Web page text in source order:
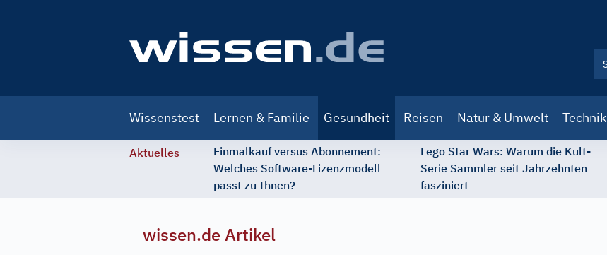
navigation
Wissenstest Lernen & Familie Gesundheit Reisen Natur & Umwelt Technik
Aktuelles
Einmalkauf versus Abonnement:
Welches Software-Lizenzmodell
passt zu Ihnen?
Lego Star Wars: Warum die Kult-
Serie Sammler seit Jahrzehnten
fasziniert
wissen.de Artikel